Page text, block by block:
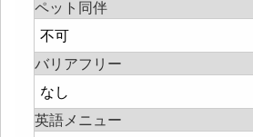
ペット同伴
不可
バリアフリー
なし
英語メニュー